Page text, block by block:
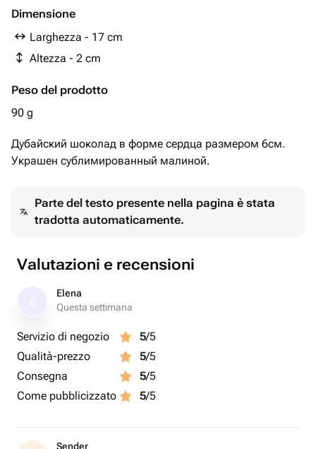
Коробка
Dimensione
Larghezza - 17 cm
Altezza - 2 cm
Peso del prodotto
90 g
Дубайский шоколад в форме сердца размером 6см.
Украшен сублимированный малиной.
Parte del testo presente nella pagina è stata
tradotta automaticamente.
Valutazioni e recensioni
Elena
Questa settimana
Servizio di negozio 5/5
Qualità-prezzo
5/5
Consegna
5/5
Come pubblicizzato
5/5
Sender